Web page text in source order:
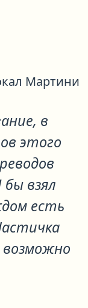
Мартини
в
этого
взял
есть
возможно